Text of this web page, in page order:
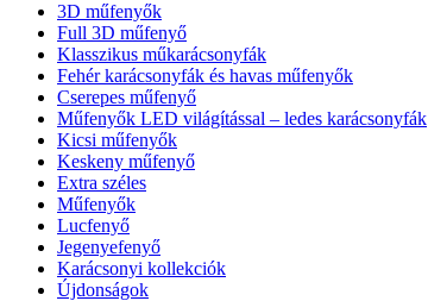
3D műfenyők
Full 3D műfenyő
Klasszikus műkarácsonyfák
Fehér karácsonyfák és havas műfenyők
Cserepes műfenyő
Műfenyők LED világítással – ledes karácsonyfák
Kicsi műfenyők
Keskeny műfenyő
Extra széles
Műfenyők
Lucfenyő
Jegenyefenyő
Karácsonyi kollekciók
Újdonságok